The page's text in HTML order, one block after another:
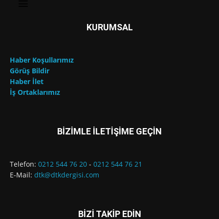
KURUMSAL
Haber Koşullarımız
Görüş Bildir
Haber İlet
İş Ortaklarımız
BİZİMLE İLETİŞİME GEÇİN
Telefon: 0212 544 76 20 - 0212 544 76 21
E-Mail: dtk@dtkdergisi.com
BİZİ TAKİP EDİN